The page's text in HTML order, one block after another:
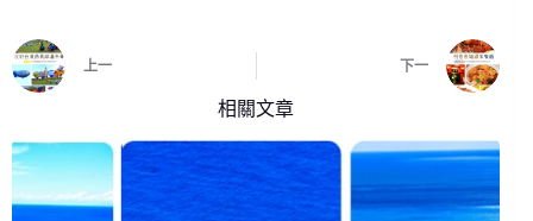
上一 下一
相關文章